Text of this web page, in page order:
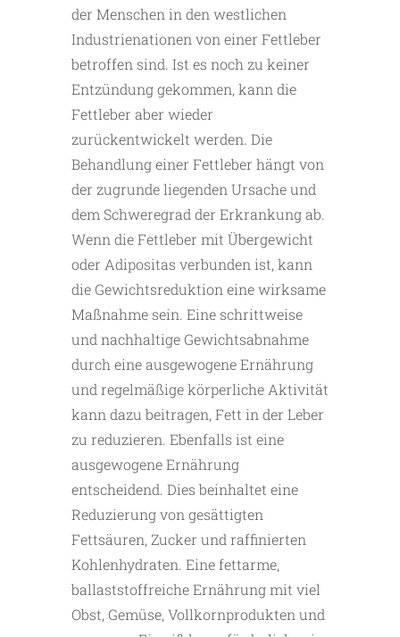
der Menschen in den westlichen
Industrienationen von einer Fettleber
betroffen sind. Ist es noch zu keiner
Entzündung gekommen, kann die
Fettleber aber wieder
zurückentwickelt werden. Die
Behandlung einer Fettleber hängt von
der zugrunde liegenden Ursache und
dem Schweregrad der Erkrankung ab.
Wenn die Fettleber mit Übergewicht
oder Adipositas verbunden ist, kann
die Gewichtsreduktion eine wirksame
Maßnahme sein. Eine schrittweise
und nachhaltige Gewichtsabnahme
durch eine ausgewogene Ernährung
und regelmäßige körperliche Aktivität
kann dazu beitragen, Fett in der Leber
zu reduzieren. Ebenfalls ist eine
ausgewogene Ernährung
entscheidend. Dies beinhaltet eine
Reduzierung von gesättigten
Fettsäuren, Zucker und raffinierten
Kohlenhydraten. Eine fettarme,
ballaststoffreiche Ernährung mit viel
Obst, Gemüse, Vollkornprodukten und